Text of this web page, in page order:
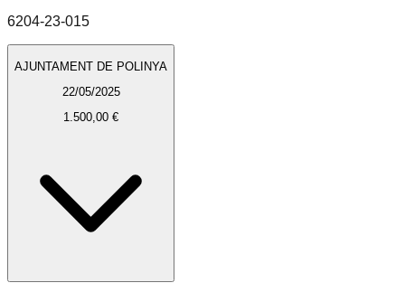
6204-23-015
AJUNTAMENT DE POLINYA
22/05/2025
1.500,00 €